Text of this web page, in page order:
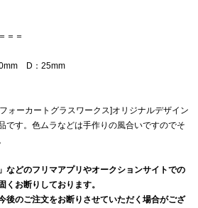
＝＝
D：25mm
ォーカートグラスワークス]オリジナルデザイン
です。色ムラなどは手作りの風合いですのでそ
などのフリマアプリやオークションサイトでの
くお断りしております。
後のご注文をお断りさせていただく場合がござ